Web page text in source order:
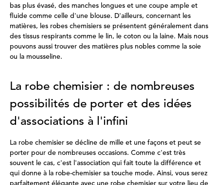
bas plus évasé, des manches longues et une coupe ample et
fluide comme celle d'une blouse. D'ailleurs, concernant les
matières, les robes chemisiers se présentent généralement dans
des tissus respirants comme le lin, le coton ou la laine. Mais nous
pouvons aussi trouver des matières plus nobles comme la soie
ou la mousseline.
La robe chemisier : de nombreuses
possibilités de porter et des idées
d'associations à l'infini
La robe chemisier se décline de mille et une façons et peut se
porter pour de nombreuses occasions. Comme c'est très
souvent le cas, c'est l'association qui fait toute la différence et
qui donne à la robe-chemisier sa touche mode. Ainsi, vous serez
parfaitement élégante avec une robe chemisier sur votre lieu de